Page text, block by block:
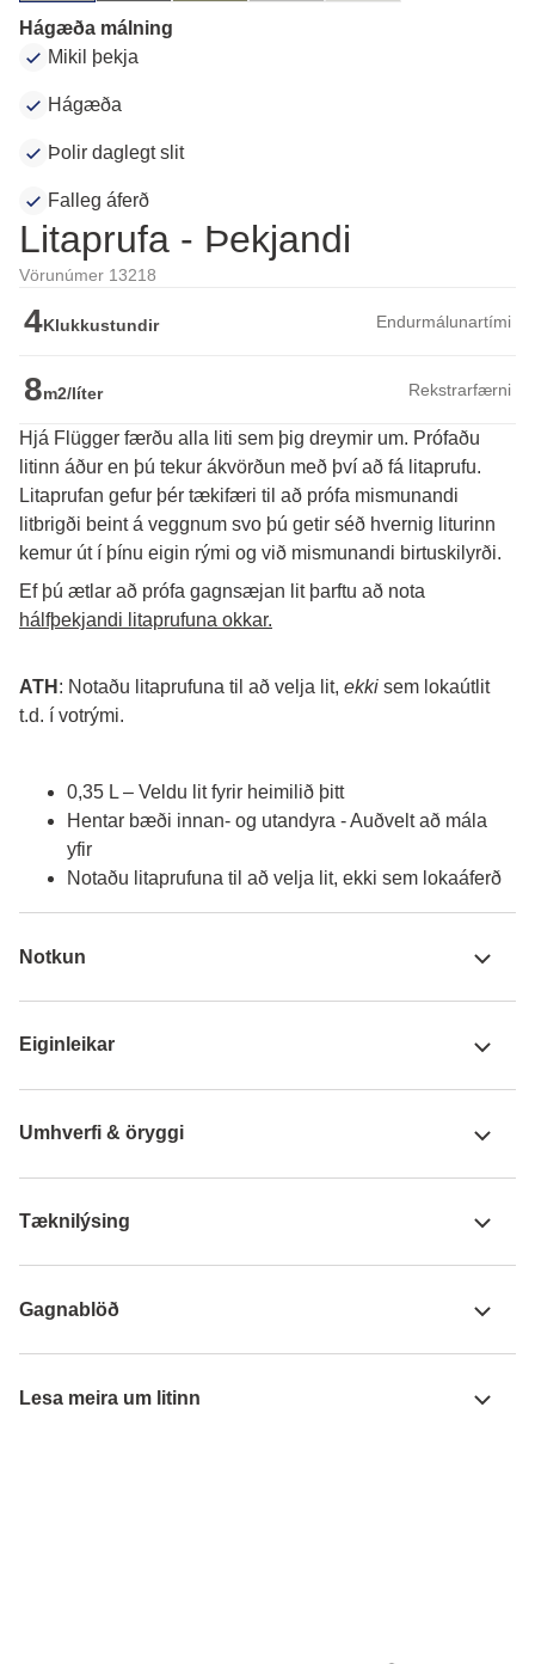
Hágæða málning
Mikil þekja
Hágæða
Þolir daglegt slit
Falleg áferð
Litaprufa - Þekjandi
Vörunúmer 13218
4Klukkustundir Endurmálunartími
8m2/líter Rekstrarfærni
Hjá Flügger færðu alla liti sem þig dreymir um. Prófaðu
litinn áður en þú tekur ákvörðun með því að fá litaprufu.
Litaprufan gefur þér tækifæri til að prófa mismunandi
litbrigði beint á veggnum svo þú getir séð hvernig liturinn
kemur út í þínu eigin rými og við mismunandi birtuskilyrði.
hálfþekjandi litaprufuna okkar.
ATH : Notaðu litaprufuna til að velja lit, ekki sem lokaútlit
t.d. í votrými.
0,35 L – Veldu lit fyrir heimilið þitt
Hentar bæði innan- og utandyra - Auðvelt að mála
yfir
Notaðu litaprufuna til að velja lit, ekki sem lokaáferð
Notkun
Eiginleikar
Umhverfi & öryggi
Tæknilýsing
Gagnablöð
Lesa meira um litinn